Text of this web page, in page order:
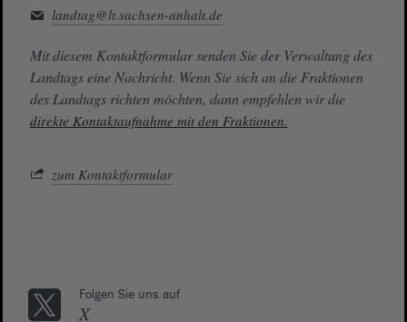
landtag@lt.sachsen-anhalt.de
Mit diesem Kontaktformular senden Sie der Verwaltung des
Landtags eine Nachricht. Wenn Sie sich an die Fraktionen
des Landtags richten möchten, dann empfehlen wir die
direkte Kontaktaufnahme mit den Fraktionen.
zum Kontaktformular
Folgen Sie uns auf
X